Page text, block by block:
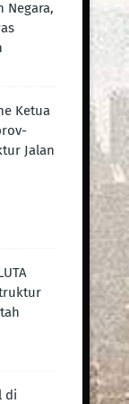
Negara,
Ketua
Jalan
di